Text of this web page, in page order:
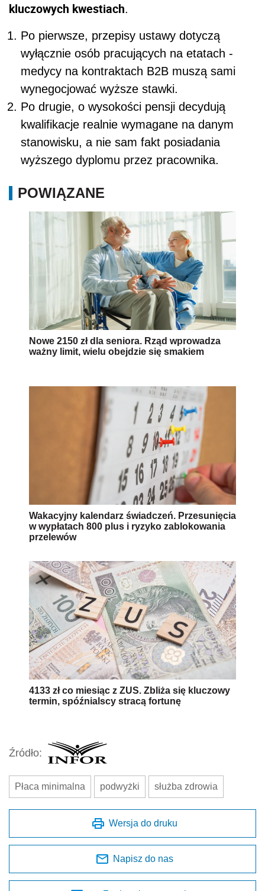
kluczowych kwestiach.
Po pierwsze, przepisy ustawy dotyczą
wyłącznie osób pracujących na etatach -
medycy na kontraktach B2B muszą sami
wynegocjować wyższe stawki.
Po drugie, o wysokości pensji decydują
kwalifikacje realnie wymagane na danym
stanowisku, a nie sam fakt posiadania
wyższego dyplomu przez pracownika.
POWIĄZANE
Nowe 2150 zł dla seniora. Rząd wprowadza
ważny limit, wielu obejdzie się smakiem
Wakacyjny kalendarz świadczeń. Przesunięcia
w wypłatach 800 plus i ryzyko zablokowania
przelewów
4133 zł co miesiąc z ZUS. Zbliża się kluczowy
termin, spóźnialscy stracą fortunę
Źródło:
Płaca minimalna podwyżki służba zdrowia
Wersja do druku
Napisz do nas